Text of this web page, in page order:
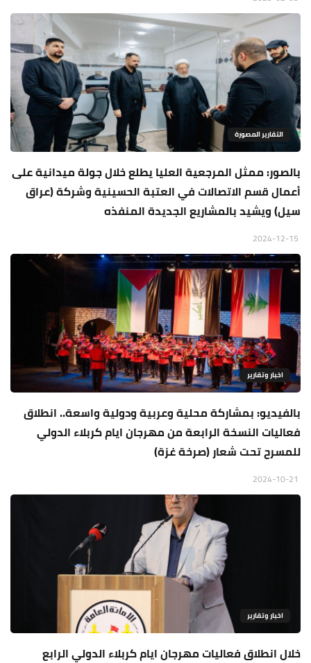
التقارير المصورة
بالصور: ممثل المرجعية العليا يطلع خلال جولة ميدانية على
أعمال قسم الاتصالات في العتبة الحسينية وشركة (عراق
سيل) ويشيد بالمشاريع الجديدة المنفذه
اخبار وتقارير
بالفيديو: بمشاركة محلية وعربية ودولية واسعة.. انطلاق
فعاليات النسخة الرابعة من مهرجان ايام كربلاء الدولي
للمسرح تحت شعار (صرخة غزة)
اخبار وتقارير
خلال انطلاق فعاليات مهرجان ايام كربلاء الدولي الرابع